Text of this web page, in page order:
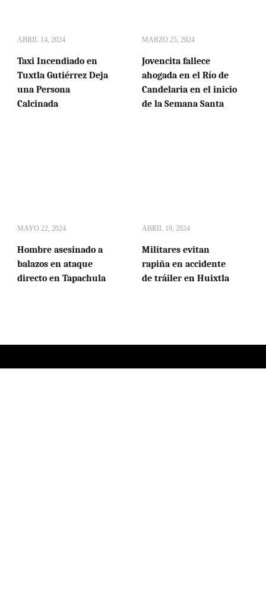
ABRIL 14, 2024
Taxi Incendiado en
Tuxtla Gutiérrez Deja
una Persona
Calcinada
MARZO 25, 2024
Jovencita fallece
ahogada en el Río de
Candelaria en el inicio
de la Semana Santa
MAYO 22, 2024
Hombre asesinado a
balazos en ataque
directo en Tapachula
ABRIL 19, 2024
Militares evitan
rapiña en accidente
de tráiler en Huixtla